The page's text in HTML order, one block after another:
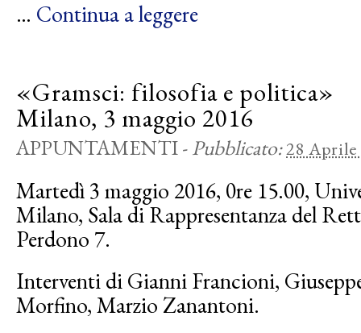
… Continua a leggere
«Gramsci: filosofia e politica»
Milano, 3 maggio 2016
APPUNTAMENTI-Pubblicato:28 Aprile
Martedì 3 maggio 2016, 0re 15.00,
Milano, Sala di Rappresentanza del
Perdono 7.
Interventi di Gianni Francioni,
Morfino, Marzio Zanantoni.